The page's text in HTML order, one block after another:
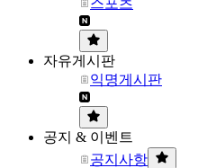
스포츠
자유게시판
익명게시판
공지 & 이벤트
공지사항